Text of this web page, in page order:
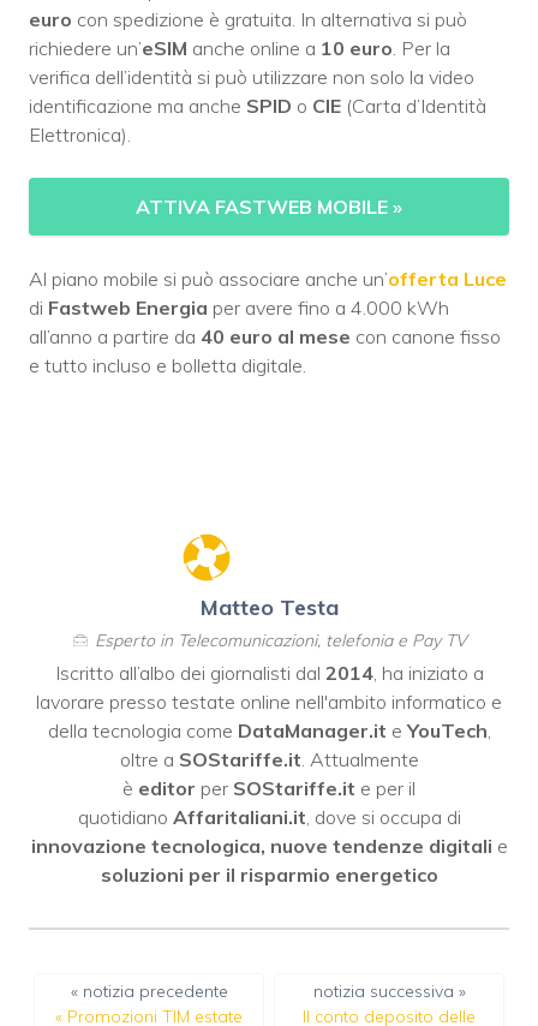
euro con spedizione è gratuita. In alternativa si può
richiedere un’eSIM anche online a 10 euro . Per la
verifica dell’identità si può utilizzare non solo la video
identificazione ma anche SPID o CIE (Carta d’Identità
Elettronica).
ATTIVA FASTWEB MOBILE »
Al piano mobile si può associare anche un’offerta Luce
di Fastweb Energia per avere fino a 4.000 kWh
all’anno a partire da 40 euro al mese con canone fisso
e tutto incluso e bolletta digitale.
Matteo Testa
Esperto in Telecomunicazioni, telefonia e Pay TV
Iscritto all’albo dei giornalisti dal 2014, ha iniziato a
lavorare presso testate online nell'ambito informatico e
della tecnologia come DataManager.it eYouTech
oltre a SOStariffe.it . Attualmente
è editor per SOStariffe.it e per il
quotidiano Affaritaliani.it , dove si occupa di
innovazione tecnologica, nuove tendenze digitali e
soluzioni per il risparmio energetico
« notizia precedente
« Promozioni TIM estate
notizia successiva »
Il conto deposito delle